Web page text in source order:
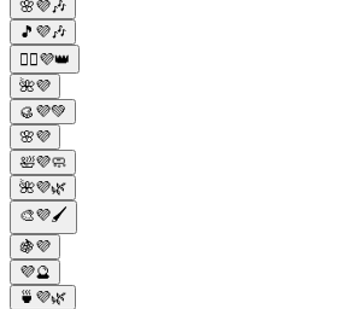
🌸💜🎶
🎵💜🎶
🧜‍♀️💜👑
🌺💜
🥮💜💚
🌸💜
🛀💜🧼
🌺💜🌿
🎨💜🖌️
🍇💜
💜🔮
🍵💜🌿